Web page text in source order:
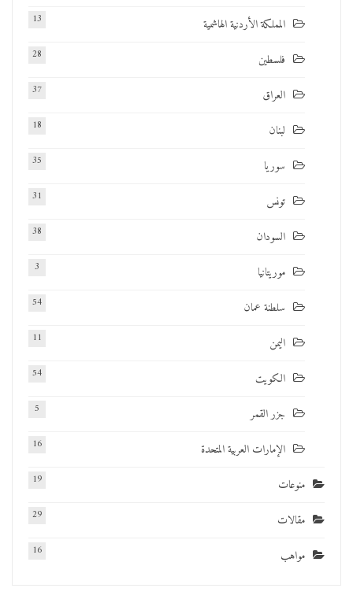
المملكة الأردنية الهاشمية 13
فلسطين 28
العراق 37
لبنان 18
سوريا 35
تونس 31
السودان 38
موريتانيا 3
سلطنة عمان 54
اليمن 11
الكويت 54
جزر القمر 5
الإمارات العربية المتحدة 16
منوعات 19
مقالات 29
مواهب 16